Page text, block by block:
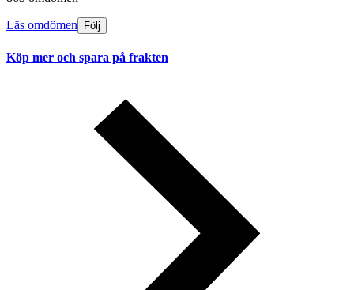
Läs omdömen Följ
Köp mer och spara på frakten